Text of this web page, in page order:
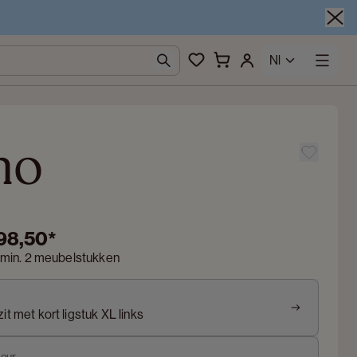
Nl
*
2 meubelstukken
met kort ligstuk XL links